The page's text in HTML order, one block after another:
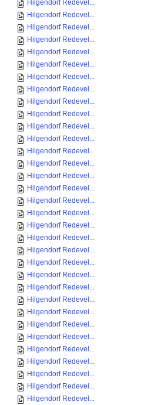
Hilgendorf Redevel...
Hilgendorf Redevel...
Hilgendorf Redevel...
Hilgendorf Redevel...
Hilgendorf Redevel...
Hilgendorf Redevel...
Hilgendorf Redevel...
Hilgendorf Redevel...
Hilgendorf Redevel...
Hilgendorf Redevel...
Hilgendorf Redevel...
Hilgendorf Redevel...
Hilgendorf Redevel...
Hilgendorf Redevel...
Hilgendorf Redevel...
Hilgendorf Redevel...
Hilgendorf Redevel...
Hilgendorf Redevel...
Hilgendorf Redevel...
Hilgendorf Redevel...
Hilgendorf Redevel...
Hilgendorf Redevel...
Hilgendorf Redevel...
Hilgendorf Redevel...
Hilgendorf Redevel...
Hilgendorf Redevel...
Hilgendorf Redevel...
Hilgendorf Redevel...
Hilgendorf Redevel...
Hilgendorf Redevel...
Hilgendorf Redevel...
Hilgendorf Redevel...
Hilgendorf Redevel...